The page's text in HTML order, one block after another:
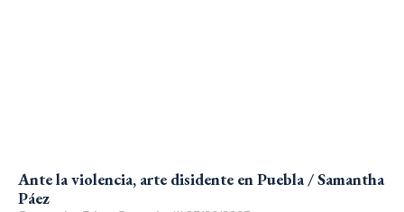
Ante la violencia, arte disidente en Puebla / Samantha
Páez